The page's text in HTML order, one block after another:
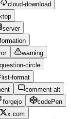
cloud-download
server
warning
question-circle
list-format
comment-alt
forgejo
codePen
x.com